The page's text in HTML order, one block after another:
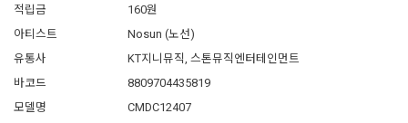
적립금
160원
아티스트
Nosun (노선)
유통사
KT지니뮤직, 스톤뮤직엔터테인먼트
바코드
8809704435819
모델명
CMDC12407